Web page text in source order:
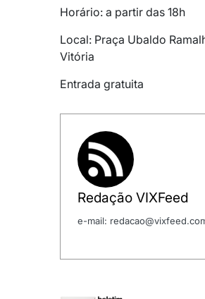
Horário: a partir das 18h
Local: Praça Ubaldo
Vitória
Entrada gratuita
Redação VIXFeed
e-mail: